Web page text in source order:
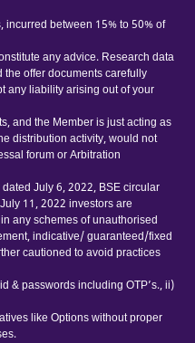
incurred between 15% to 50% of
any advice. Research data
offer documents carefully
any liability arising out of your
and the Member is just acting as
distribution activity, would not
forum or Arbitration
July 6, 2022, BSE circular
11, 2022 investors are
any schemes of unauthorised
indicative/ guaranteed/fixed
cautioned to avoid practices
& passwords including OTP’s., ii)
like Options without proper